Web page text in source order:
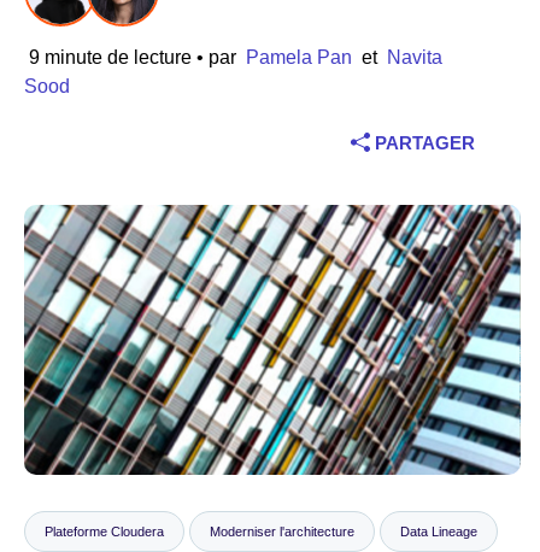
Assurance
Secteur public
Santé
Éducation
Salle de presse
9 minute de lecture • par Pamela Pan et Navita
Sood
PARTAGER
Plateforme Cloudera Moderniser l'architecture Data Lineage